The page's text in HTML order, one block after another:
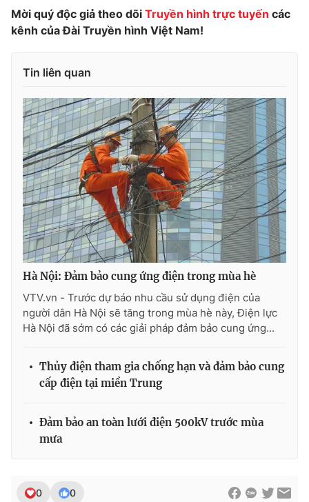
Chất lượng cuộc sống
Tuyển sinh
Học trực tuyến
Công nghệ
Sản phẩm
Thị trường
Tư vấn
Lịch phát sóng
Chuyên mục khác
Emagazine Podcast
Photo Infographic
Video Shorts video
VTV Money VTV Thể thao
VTV Sức khoẻ Bất động sản
Thị trường 24h Tấm lòng Việt
VTV4 Vươn mình bằng AI
Liên hệ tòa soạn
Mời quý độc giả theo dõi Truyền hình trực tuyến các
kênh của Đài Truyền hình Việt Nam!
Tin liên quan
Hà Nội: Đảm bảo cung ứng điện trong mùa hè
VTV.vn - Trước dự báo nhu cầu sử dụng điện của
người dân Hà Nội sẽ tăng trong mùa hè này, Điện lực
Hà Nội đã sớm có các giải pháp đảm bảo cung ứng...
Thủy điện tham gia chống hạn và đảm bảo cung
cấp điện tại miền Trung
Đảm bảo an toàn lưới điện 500kV trước mùa
mưa
0 0